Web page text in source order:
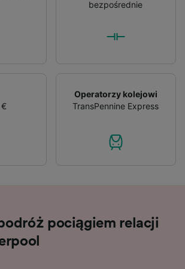
bezpośrednie
Operatorzy kolejowi
TransPennine Express
pociągiem relacji